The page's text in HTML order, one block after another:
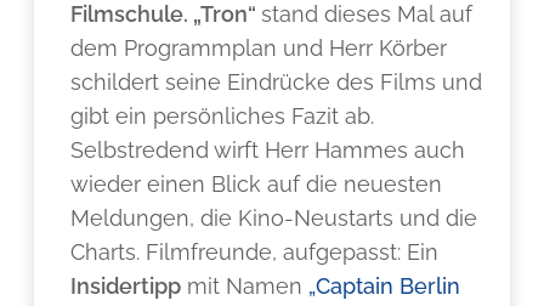
Filmschule. „Tron“stand dieses Mal auf
dem Programmplan und Herr Körber
schildert seine Eindrücke des Films und
gibt ein persönliches Fazit ab.
Selbstredend wirft Herr Hammes auch
wieder einen Blick auf die neuesten
Meldungen, die Kino-Neustarts und die
Charts. Filmfreunde, aufgepasst: Ein
Insidertipp mit Namen „Captain Berlin